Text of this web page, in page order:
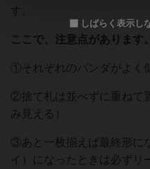
す。
ここで、注意点があります。
①それぞれのパンダがよく
②捨て札は並べずに重ねて
み見える）
③あと一枚揃えば最終形に
イ）になったときは必ずリ
しばらく表示し